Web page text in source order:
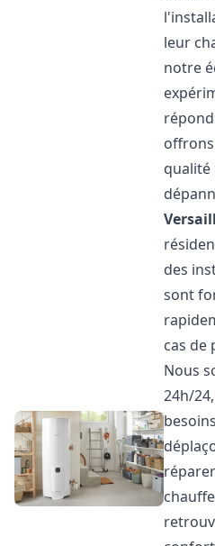
leur
notre
des
sont
cas de
Nous
24h/